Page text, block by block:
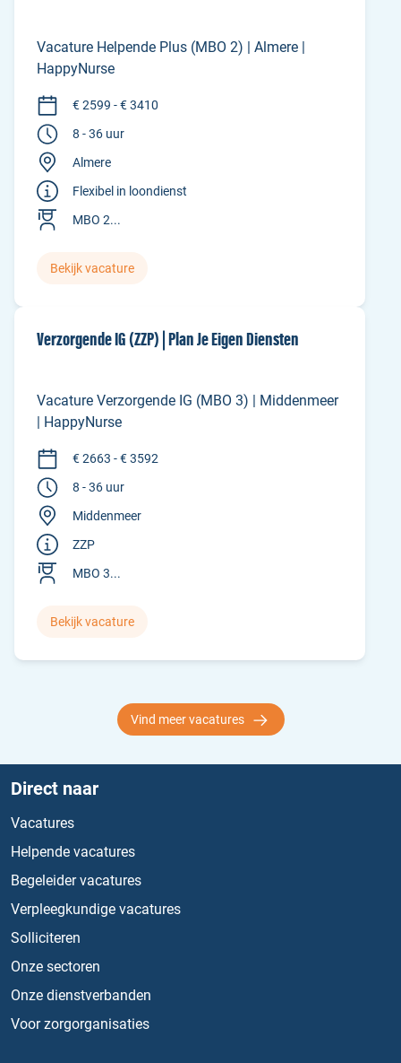
Vacature Helpende Plus (MBO 2) | Almere |
HappyNurse
€ 2599 - € 3410
8 - 36 uur
Almere
Flexibel in loondienst
MBO 2...
Bekijk vacature
Verzorgende IG (ZZP) | Plan Je Eigen Diensten
Vacature Verzorgende IG (MBO 3) | Middenmeer
| HappyNurse
€ 2663 - € 3592
8 - 36 uur
Middenmeer
ZZP
MBO 3...
Bekijk vacature
Vind meer vacatures
Direct naar
Vacatures
Helpende vacatures
Begeleider vacatures
Verpleegkundige vacatures
Solliciteren
Onze sectoren
Onze dienstverbanden
Voor zorgorganisaties